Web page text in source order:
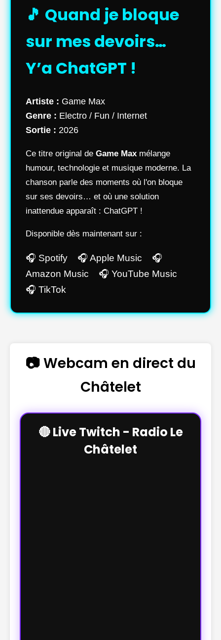
🎵 Quand je bloque
sur mes devoirs…
Y’a ChatGPT !
Artiste : Game Max
Genre : Electro / Fun / Internet
Sortie : 2026
Ce titre original de Game Max mélange
humour, technologie et musique moderne. La
chanson parle des moments où l'on bloque
sur ses devoirs… et où une solution
inattendue apparaît : ChatGPT !
Disponible dès maintenant sur :
🎧 Spotify 🎧 Apple Music 🎧
Amazon Music 🎧 YouTube Music
🎧 TikTok
📷 Webcam en direct du
Châtelet
🔴 Live Twitch - Radio Le
Châtelet